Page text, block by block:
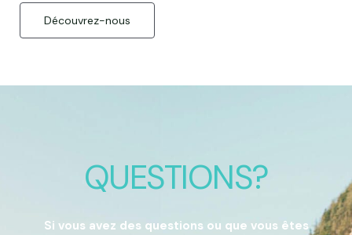
Découvrez-nous
QUESTIONS?
Si vous avez des questions ou que vous êtes